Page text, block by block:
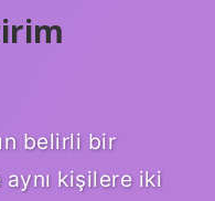
belirli bir
aynı kişilere iki